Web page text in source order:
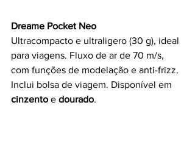
Dreame Pocket Neo
Ultracompacto e ultraligero (30 g), ideal
para viagens. Fluxo de ar de 70 m/s,
com funções de modelação e anti-frizz.
Inclui bolsa de viagem. Disponível em
cinzento e dourado.